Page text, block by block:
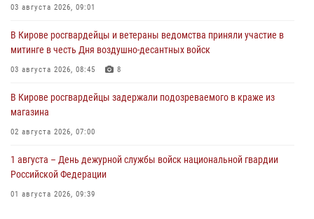
03 августа 2026, 09:01
В Кирове росгвардейцы и ветераны ведомства приняли участие в
митинге в честь Дня воздушно-десантных войск
03 августа 2026, 08:45 8
В Кирове росгвардейцы задержали подозреваемого в краже из
магазина
02 августа 2026, 07:00
1 августа – День дежурной службы войск национальной гвардии
Российской Федерации
01 августа 2026, 09:39